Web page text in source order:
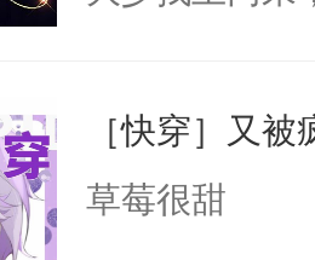
里:“宝贝，我
徒弟的手，
边，你哪里
郁白的下巴将
仓皇逃窜，
少商初时，多
［快穿］又
草莓很甜